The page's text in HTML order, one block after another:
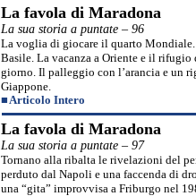
La favola di Maradona
La sua storia a puntate – 96
La voglia di giocare il quarto
Basile. La vacanza a Oriente e il
giorno. Il palleggio con l’arancia e un
Giappone.
■Articolo Intero
La favola di Maradona
La sua storia a puntate – 97
Tornano alla ribalta le rivelazioni del
perduto dal Napoli e una faccenda di
una “gita” improvvisa a Friburgo nel